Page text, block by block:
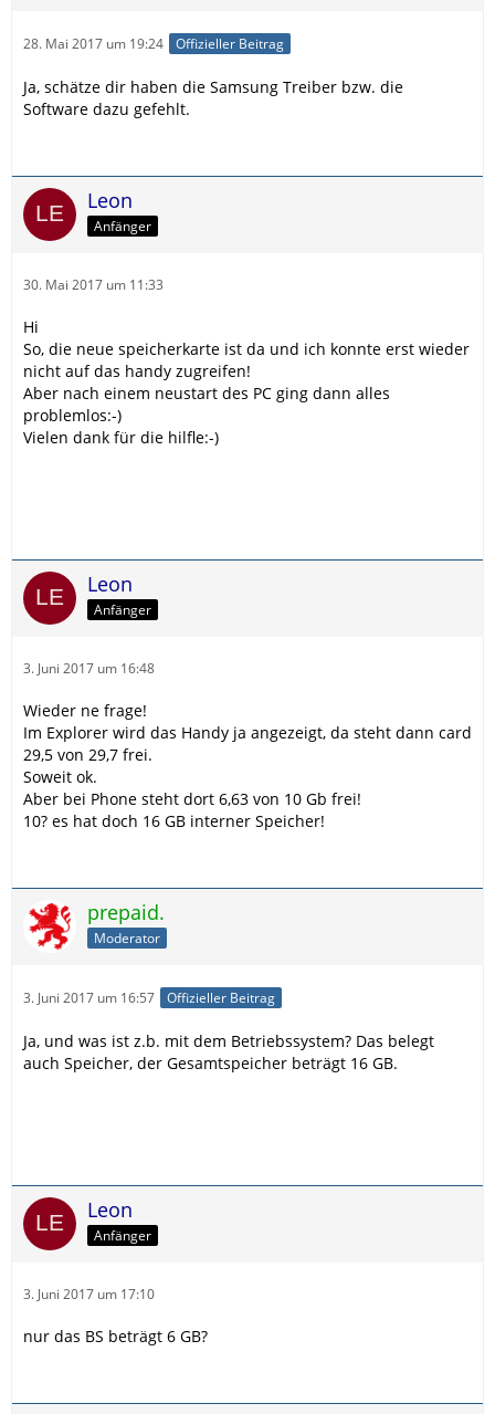
28. Mai 2017 um 19:24 Offizieller Beitrag
Ja, schätze dir haben die Samsung Treiber bzw. die
Software dazu gefehlt.
Leon
Anfänger
30. Mai 2017 um 11:33
Hi
So, die neue speicherkarte ist da und ich konnte erst wieder
nicht auf das handy zugreifen!
Aber nach einem neustart des PC ging dann alles
problemlos:-)
Vielen dank für die hilfle:-)
Leon
Anfänger
3. Juni 2017 um 16:48
Wieder ne frage!
Im Explorer wird das Handy ja angezeigt, da steht dann card
29,5 von 29,7 frei.
Soweit ok.
Aber bei Phone steht dort 6,63 von 10 Gb frei!
10? es hat doch 16 GB interner Speicher!
prepaid.
Moderator
3. Juni 2017 um 16:57 Offizieller Beitrag
Ja, und was ist z.b. mit dem Betriebssystem? Das belegt
auch Speicher, der Gesamtspeicher beträgt 16 GB.
Leon
Anfänger
3. Juni 2017 um 17:10
nur das BS beträgt 6 GB?